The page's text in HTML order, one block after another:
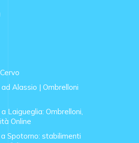
Alassio | Ombrelloni
Laigueglia: Ombrelloni,
Online
Spotorno: stabilimenti